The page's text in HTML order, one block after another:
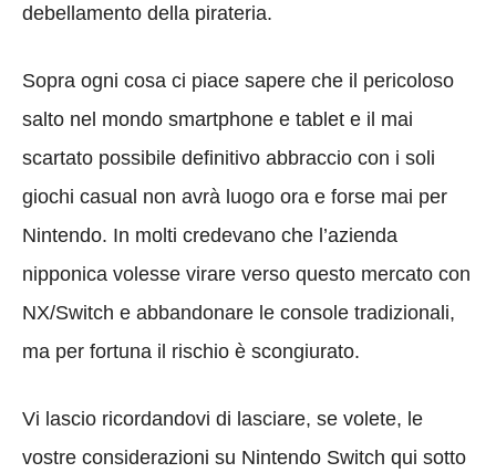
debellamento della pirateria.
Sopra ogni cosa ci piace sapere che il pericoloso
salto nel mondo smartphone e tablet e il mai
scartato possibile definitivo abbraccio con i soli
giochi casual non avrà luogo ora e forse mai per
Nintendo. In molti credevano che l’azienda
nipponica volesse virare verso questo mercato con
NX/Switch e abbandonare le console tradizionali,
ma per fortuna il rischio è scongiurato.
Vi lascio ricordandovi di lasciare, se volete, le
vostre considerazioni su Nintendo Switch qui sotto